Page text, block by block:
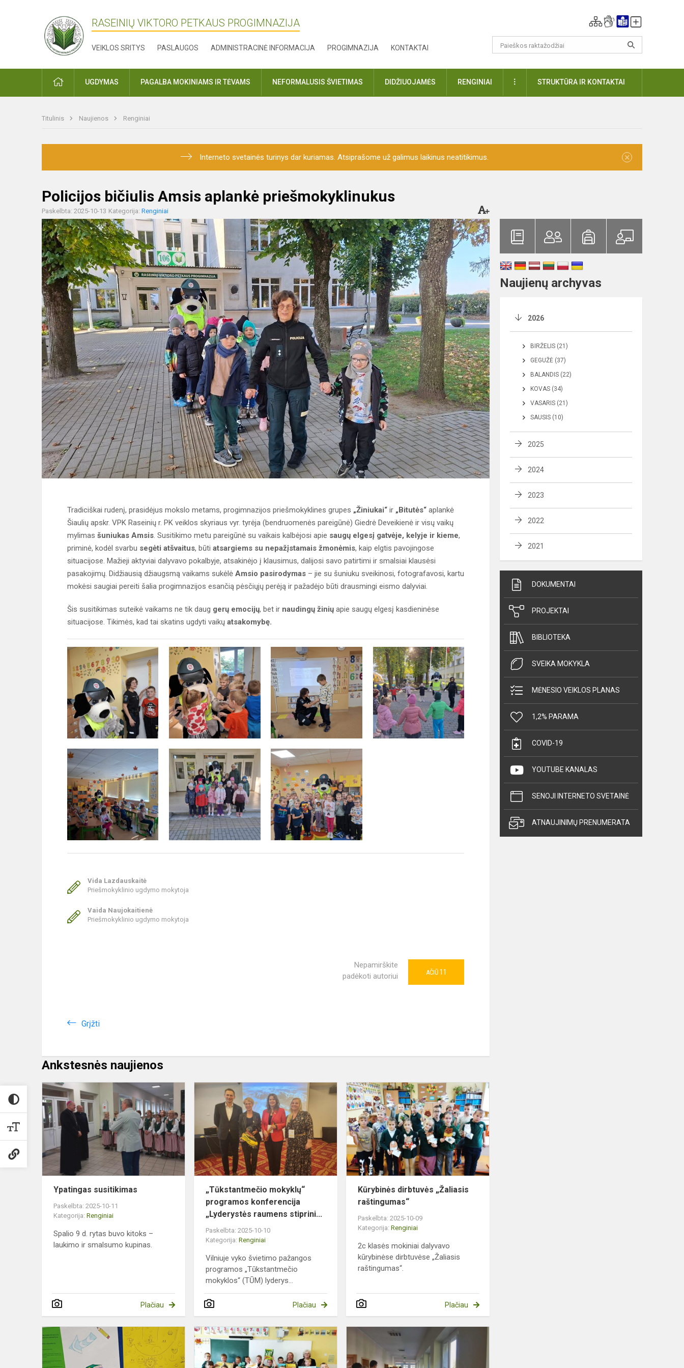
RASEINIŲ VIKTORO PETKAUS PROGIMNAZIJA
VEIKLOS SRITYS PASLAUGOS ADMINISTRACINĖ INFORMACIJA PROGIMNAZIJA KONTAKTAI
PRADŽIAUGDYMAS PAGALBA MOKINIAMS IR TĖVAMS NEFORMALUSIS ŠVIETIMAS DIDŽIUOJAMĖS RENGINIAI DAUGIAUSTRUKTŪRA IR KONTAKTAI
Titulinis Naujienos Renginiai
Interneto svetainės turinys dar kuriamas. Atsiprašome už galimus laikinus neatitikimus. ×
Policijos bičiulis Amsis aplankė priešmokyklinukus
Paskelbta: 2025-10-13 Kategorija: Renginiai
Tradiciškai rudenį, prasidėjus mokslo metams, progimnazijos priešmokyklines grupes „Žiniukai“ ir „Bitutės“ aplankė
Šiaulių apskr. VPK Raseinių r. PK veiklos skyriaus vyr. tyrėja (bendruomenės pareigūnė) Giedrė Deveikienė ir visų vaikų
mylimas šuniukas Amsis. Susitikimo metu pareigūnė su vaikais kalbėjosi apie saugų elgesį gatvėje, kelyje ir kieme,
priminė, kodėl svarbu segėti atšvaitus, būti atsargiems su nepažįstamais žmonėmis, kaip elgtis pavojingose
situacijose. Mažieji aktyviai dalyvavo pokalbyje, atsakinėjo į klausimus, dalijosi savo patirtimi ir smalsiai klausėsi
pasakojimų. Didžiausią džiaugsmą vaikams sukėlė Amsio pasirodymas – jie su šuniuku sveikinosi, fotografavosi, kartu
mokėsi saugiai pereiti šalia progimnazijos esančią pėsčiųjų perėją ir pažadėjo būti drausmingi eismo dalyviai.
Šis susitikimas suteikė vaikams ne tik daug gerų emocijų, bet ir naudingų žinių apie saugų elgesį kasdieninėse
situacijose. Tikimės, kad tai skatins ugdyti vaikų atsakomybę.
Vida Lazdauskaitė
Priešmokyklinio ugdymo mokytoja
Vaida Naujokaitienė
Priešmokyklinio ugdymo mokytoja
Nepamirškite
padėkoti autoriui
AČIŪ 11
Grįžti
Ankstesnės naujienos
Ypatingas
susitikimas
Ypatingas susitikimas
Paskelbta: 2025-10-11
Kategorija: Renginiai
Spalio 9 d. rytas buvo kitoks –
laukimo ir smalsumo kupinas.
Plačiau
„Tūkstantmečio
mokyklų“
programos
konferencija
„Lyderystės...
„Tūkstantmečio mokyklų“
programos konferencija
„Lyderystės raumens stiprini...
Paskelbta: 2025-10-10
Kategorija:Renginiai
Vilniuje vyko švietimo pažangos
programos „Tūkstantmečio
mokyklos“ (TŪM) lyderys...
Plačiau
Kūrybinės
„Žaliasis
raštingumas“
Kūrybinės dirbtuvės „Žaliasis
raštingumas“
Paskelbta: 2025-10-09
Kategorija:Renginiai
2c klasės mokiniai dalyvavo
kūrybinėse dirbtuvėse „Žaliasis
raštingumas“.
Plačiau
Šypsenos
diena
mūsų
Edukacinis
„Dailininkas
Naujienų archyvas
2026
BIRŽELIS (21)
GEGUŽĖ (37)
BALANDIS (22)
KOVAS (34)
VASARIS (21)
SAUSIS (10)
2025
2024
2023
2022
2021
DOKUMENTAI
PROJEKTAI
BIBLIOTEKA
SVEIKA MOKYKLA
MĖNESIO VEIKLOS PLANAS
1,2% PARAMA
COVID-19
YOUTUBE KANALAS
SENOJI INTERNETO SVETAINĖ
ATNAUJINIMŲ PRENUMERATA